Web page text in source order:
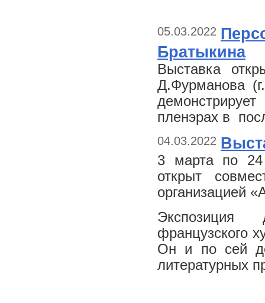
05.03.2022
Братыкина
Выставка
Д.Фурманова
пленэрах в
04.03.2022
3 марта по 24
открыт
организацией
Экспозиция
французского
Он и по сей
литературных